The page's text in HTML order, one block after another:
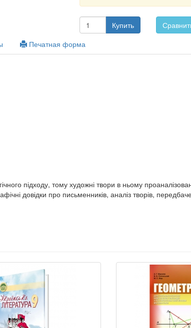
Купить
Печатная форма
підходу, тому художні твори в ньому
довідки про письменників, аналіз творів,